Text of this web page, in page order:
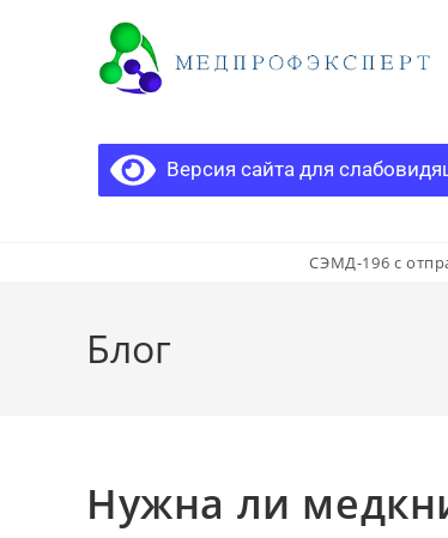
Версия сайта для
СЭМД-196 с
Блог
Нужна ли